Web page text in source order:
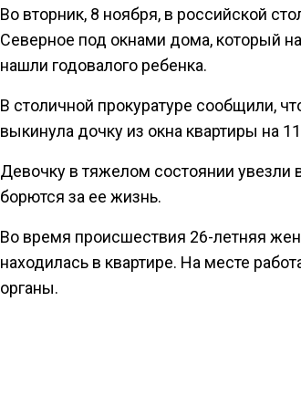
Во вторник, 8 ноября, в российской
Северное под окнами дома, который
нашли годовалого ребенка.
В столичной прокуратуре сообщили,
выкинула дочку из окна квартиры на
Девочку в тяжелом состоянии увезли
борются за ее жизнь.
Во время происшествия 26-летняя
находилась в квартире. На месте
органы.